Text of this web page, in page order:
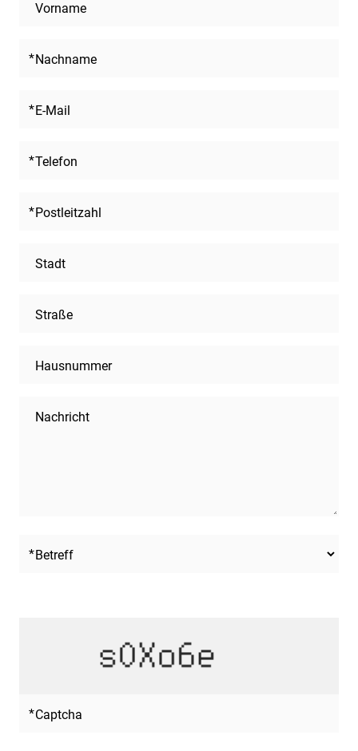
Vorname
Nachname
E-Mail
Telefon
Postleitzahl
Stadt
Straße
Hausnummer
Nachricht
Betreff
Captcha